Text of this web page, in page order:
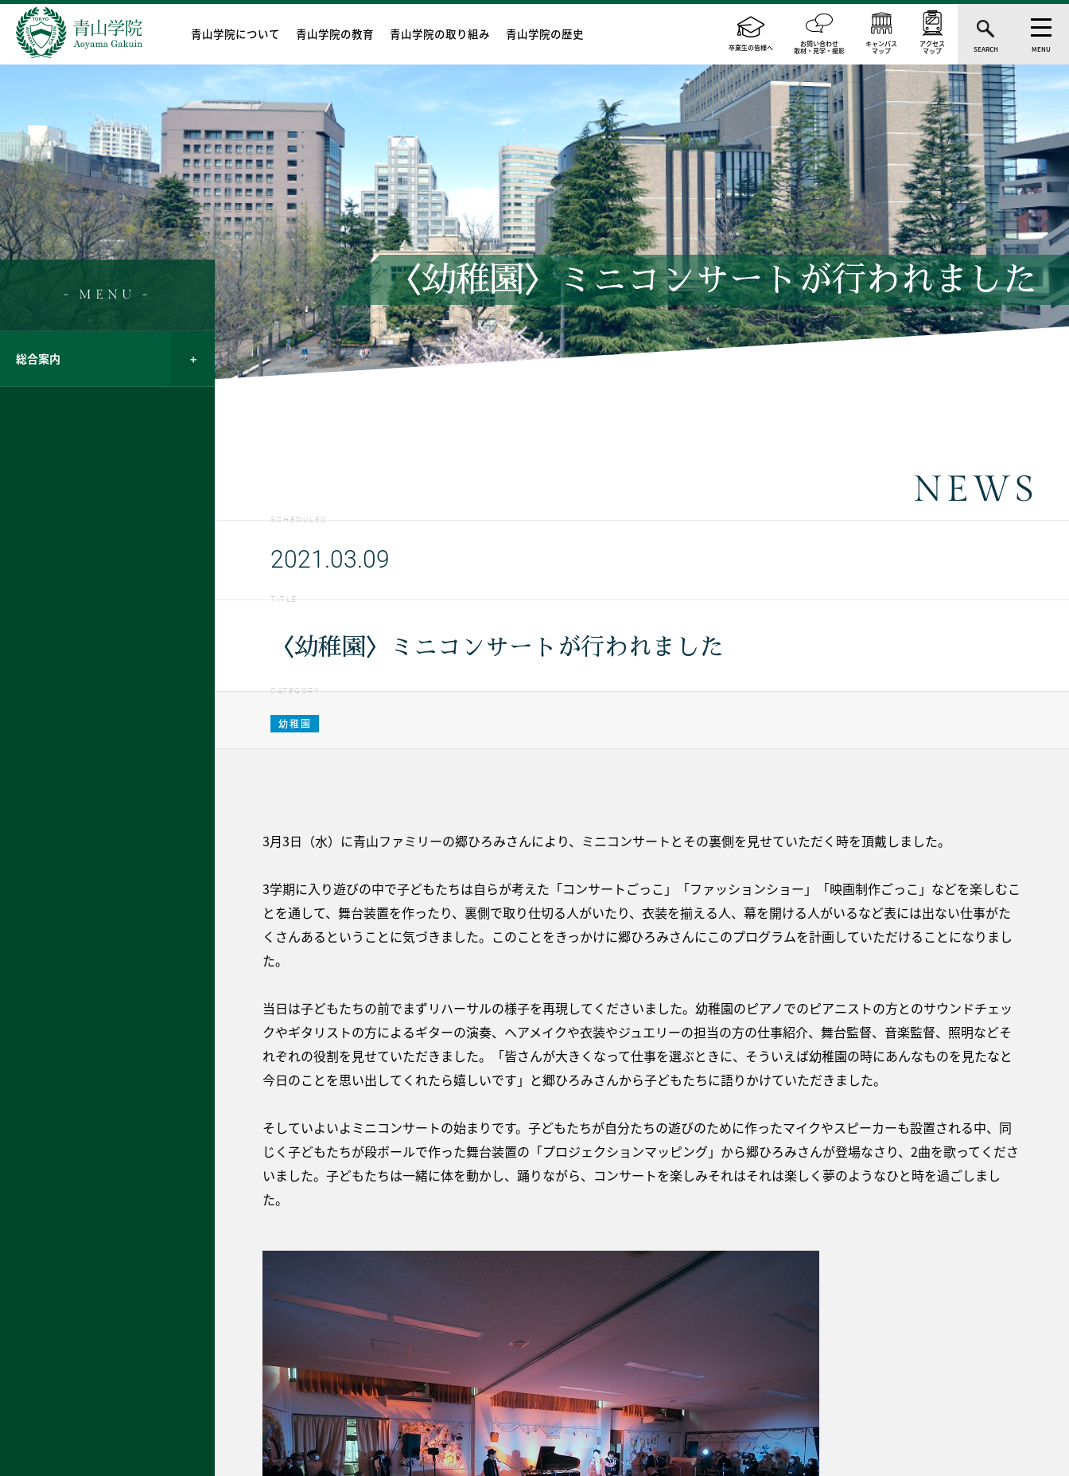
青山学院について 青山学院の教育 青山学院の取り組み 青山学院の歴史
卒業生の皆様へ お問い合わせ
取材・見学・撮影
キャンパス
マップ
アクセス
マップ SEARCH MENU
〈幼稚園〉ミニコンサートが行われました
- MENU -
総合案内
NEWS
SCHEDULED
2021.03.09
TITLE
〈幼稚園〉ミニコンサートが行われました
CATEGORY
幼稚園
3月3日（水）に青山ファミリーの郷ひろみさんにより、ミニコンサートとその裏側を見せていただく時を頂戴しました。
3学期に入り遊びの中で子どもたちは自らが考えた「コンサートごっこ」「ファッションショー」「映画制作ごっこ」などを楽しむこ
とを通して、舞台装置を作ったり、裏側で取り仕切る人がいたり、衣装を揃える人、幕を開ける人がいるなど表には出ない仕事がた
くさんあるということに気づきました。このことをきっかけに郷ひろみさんにこのプログラムを計画していただけることになりまし
た。
当日は子どもたちの前でまずリハーサルの様子を再現してくださいました。幼稚園のピアノでのピアニストの方とのサウンドチェッ
クやギタリストの方によるギターの演奏、ヘアメイクや衣装やジュエリーの担当の方の仕事紹介、舞台監督、音楽監督、照明などそ
れぞれの役割を見せていただきました。「皆さんが大きくなって仕事を選ぶときに、そういえば幼稚園の時にあんなものを見たなと
今日のことを思い出してくれたら嬉しいです」と郷ひろみさんから子どもたちに語りかけていただきました。
そしていよいよミニコンサートの始まりです。子どもたちが自分たちの遊びのために作ったマイクやスピーカーも設置される中、同
じく子どもたちが段ボールで作った舞台装置の「プロジェクションマッピング」から郷ひろみさんが登場なさり、2曲を歌ってくださ
いました。子どもたちは一緒に体を動かし、踊りながら、コンサートを楽しみそれはそれは楽しく夢のようなひと時を過ごしまし
た。